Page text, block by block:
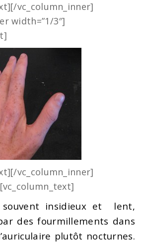
vc_column_inner]
width=”1/3″]
vc_column_inner]
insidieux et lent,
des fourmillements dans
plutôt nocturnes.